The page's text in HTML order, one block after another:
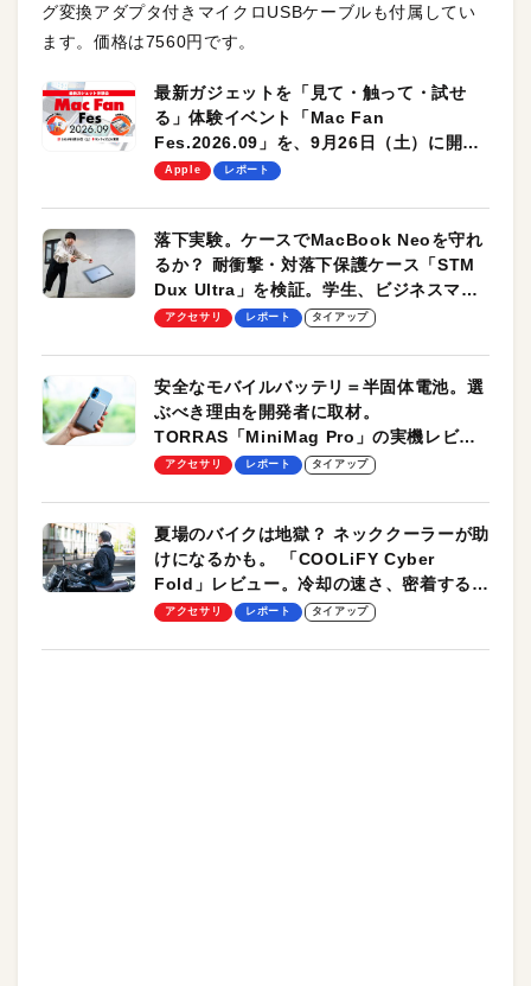
グ変換アダプタ付きマイクロUSBケーブルも付属してい
ます。価格は7560円です。
最新ガジェットを「見て・触って・試せ
る」体験イベント「Mac Fan
Fes.2026.09」を、9月26日（土）に開催
します！
Apple レポート
落下実験。ケースでMacBook Neoを守れ
るか？ 耐衝撃・対落下保護ケース「STM
Dux Ultra」を検証。学生、ビジネスマン
のモバイルユースに最適！
アクセサリ レポート タイアップ
安全なモバイルバッテリ＝半固体電池。選
ぶべき理由を開発者に取材。
TORRAS「MiniMag Pro」の実機レビュ
ーも
アクセサリ レポート タイアップ
夏場のバイクは地獄？ ネッククーラーが助
けになるかも。 「COOLiFY Cyber
Fold」レビュー。冷却の速さ、密着する冷
却プレート、シンプルな操作性がグッド！
アクセサリ レポート タイアップ